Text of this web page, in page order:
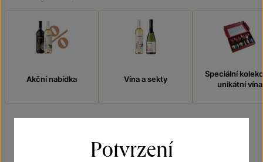
Akční nabídka Vína a sekty
Speciální
unikátní vína
Potvrzení